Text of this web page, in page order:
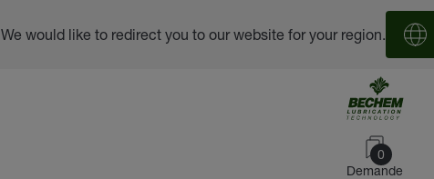
0
Demande
We would like to redirect you to our website for your region.